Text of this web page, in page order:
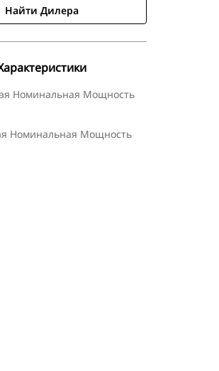
Найти Дилера
Номинальная Мощность
Номинальная Мощность